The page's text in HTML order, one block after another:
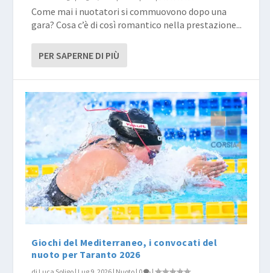
Come mai i nuotatori si commuovono dopo una
gara? Cosa c’è di così romantico nella prestazione...
PER SAPERNE DI PIÙ
Giochi del Mediterraneo, i convocati del
nuoto per Taranto 2026